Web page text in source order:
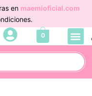
en maemioficial.com
0